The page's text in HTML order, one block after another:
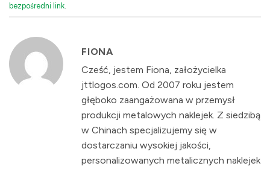
bezpośredni link
FIONA
Cześć, jestem Fiona, założycielka
jttlogos.com. Od 2007 roku jestem
głęboko zaangażowana w przemysł
produkcji metalowych naklejek. Z siedzibą
w Chinach specjalizujemy się w
dostarczaniu wysokiej jakości,
personalizowanych metalicznych naklejek